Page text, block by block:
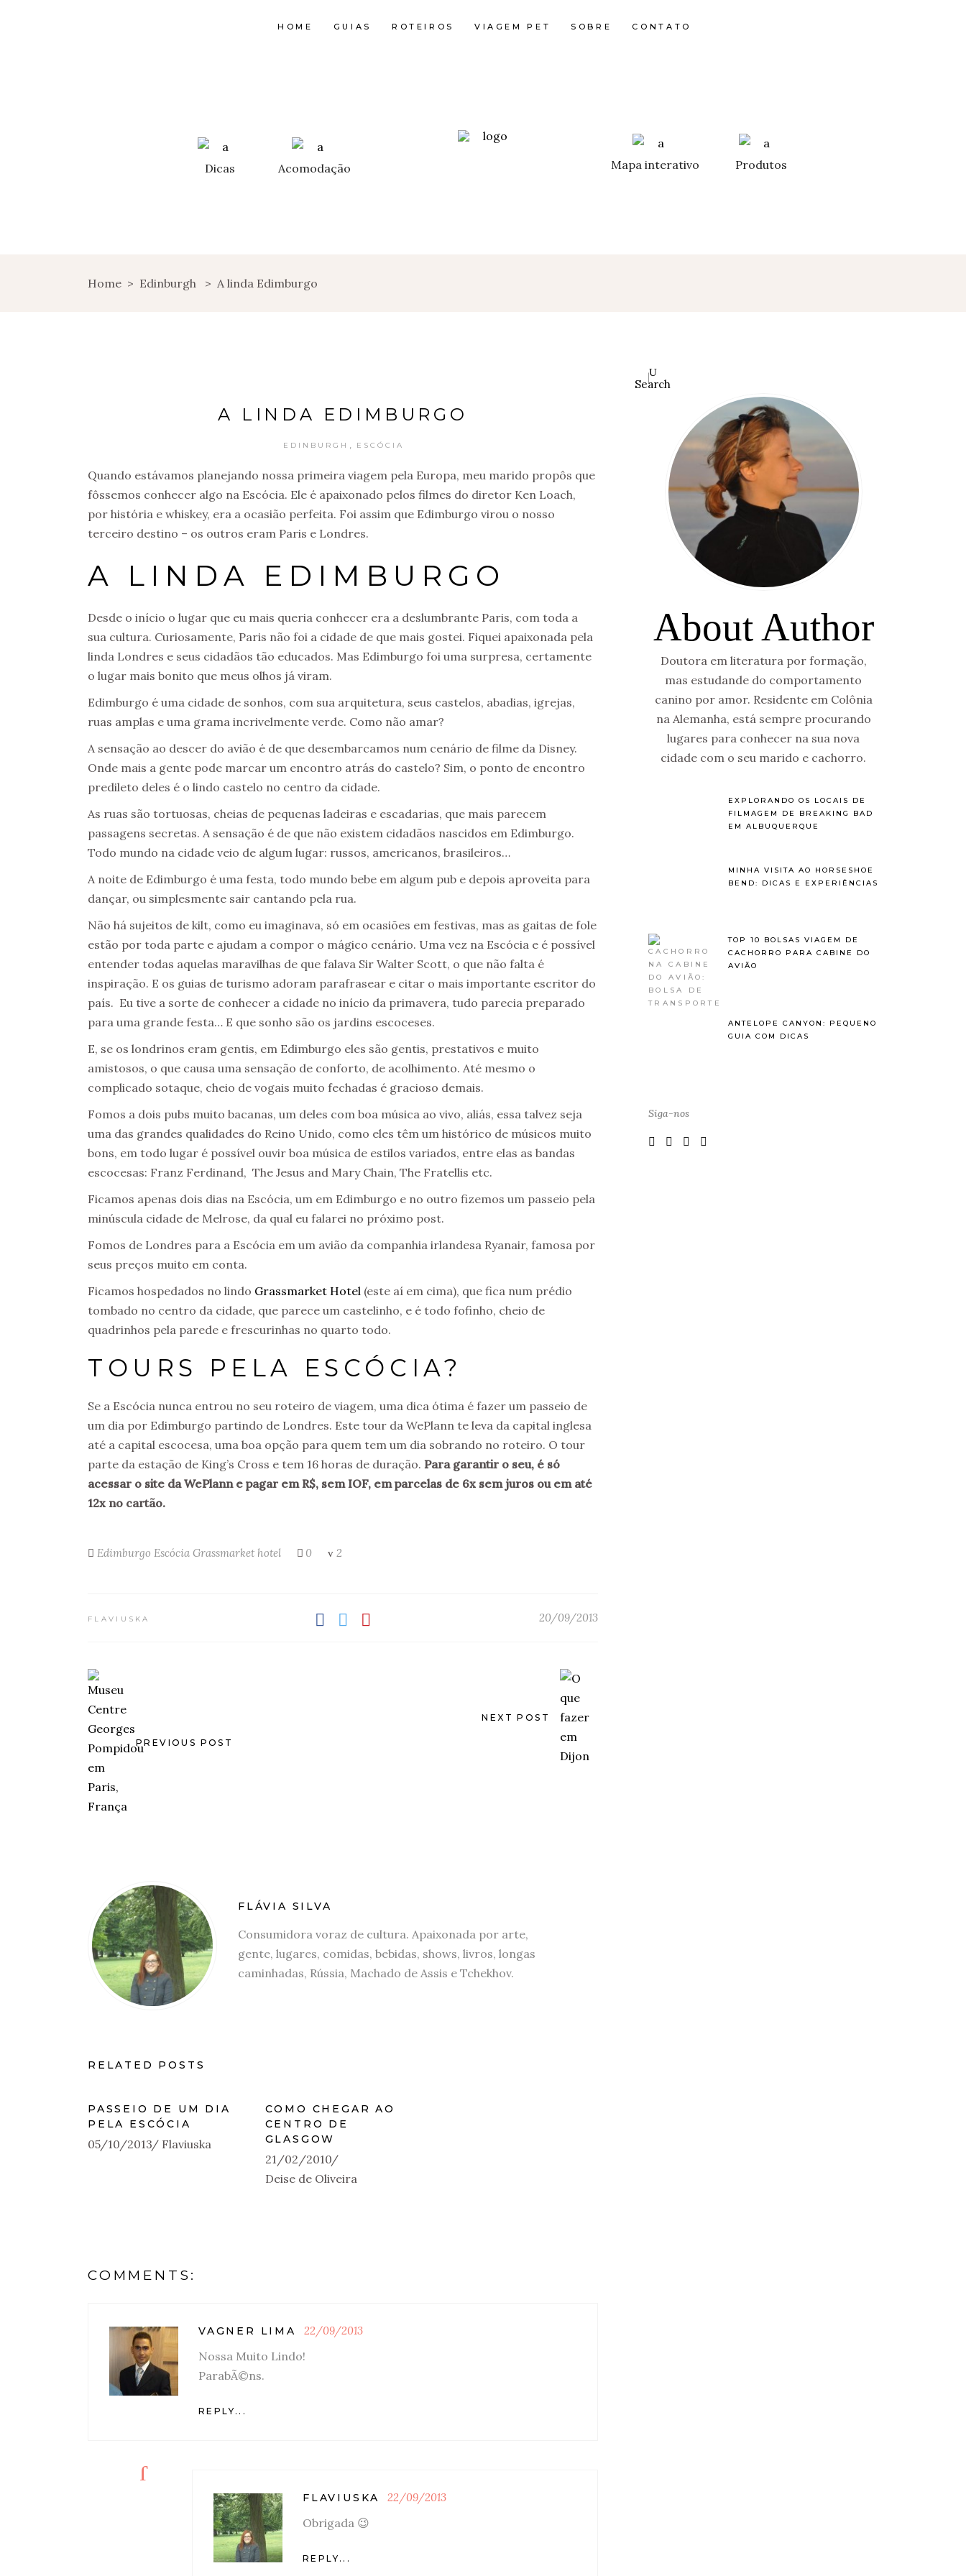
HOME GUIAS ROTEIROS VIAGEM PET SOBRE CONTATO
Dicas Acomodação Mapa interativo Produtos
Home > Edinburgh > A linda Edimburgo
A LINDA EDIMBURGO
EDINBURGH ESCÓCIA
Quando estávamos planejando nossa primeira viagem pela Europa, meu marido propôs que
fôssemos conhecer algo na Escócia. Ele é apaixonado pelos filmes do diretor Ken Loach,
por história e whiskey, era a ocasião perfeita. Foi assim que Edimburgo virou o nosso
terceiro destino – os outros eram Paris e Londres.
A LINDA EDIMBURGO
Desde o início o lugar que eu mais queria conhecer era a deslumbrante Paris, com toda a
sua cultura. Curiosamente, Paris não foi a cidade de que mais gostei. Fiquei apaixonada pela
linda Londres e seus cidadãos tão educados. Mas Edimburgo foi uma surpresa, certamente
o lugar mais bonito que meus olhos já viram.
Edimburgo é uma cidade de sonhos, com sua arquitetura, seus castelos, abadias, igrejas,
ruas amplas e uma grama incrivelmente verde. Como não amar?
A sensação ao descer do avião é de que desembarcamos num cenário de filme da Disney.
Onde mais a gente pode marcar um encontro atrás do castelo? Sim, o ponto de encontro
predileto deles é o lindo castelo no centro da cidade.
As ruas são tortuosas, cheias de pequenas ladeiras e escadarias, que mais parecem
passagens secretas. A sensação é de que não existem cidadãos nascidos em Edimburgo.
Todo mundo na cidade veio de algum lugar: russos, americanos, brasileiros…
A noite de Edimburgo é uma festa, todo mundo bebe em algum pub e depois aproveita para
dançar, ou simplesmente sair cantando pela rua.
Não há sujeitos de kilt, como eu imaginava, só em ocasiões em festivas, mas as gaitas de fole
estão por toda parte e ajudam a compor o mágico cenário. Uma vez na Escócia e é possível
entender todas aquelas maravilhas de que falava Sir Walter Scott, o que não falta é
inspiração. E os guias de turismo adoram parafrasear e citar o mais importante escritor do
país. Eu tive a sorte de conhecer a cidade no início da primavera, tudo parecia preparado
para uma grande festa… E que sonho são os jardins escoceses.
E, se os londrinos eram gentis, em Edimburgo eles são gentis, prestativos e muito
amistosos, o que causa uma sensação de conforto, de acolhimento. Até mesmo o
complicado sotaque, cheio de vogais muito fechadas é gracioso demais.
Fomos a dois pubs muito bacanas, um deles com boa música ao vivo, aliás, essa talvez seja
uma das grandes qualidades do Reino Unido, como eles têm um histórico de músicos muito
bons, em todo lugar é possível ouvir boa música de estilos variados, entre elas as bandas
escocesas: Franz Ferdinand, The Jesus and Mary Chain, The Fratellis etc.
Ficamos apenas dois dias na Escócia, um em Edimburgo e no outro fizemos um passeio pela
minúscula cidade de Melrose, da qual eu falarei no próximo post.
Fomos de Londres para a Escócia em um avião da companhia irlandesa Ryanair, famosa por
seus preços muito em conta.
Ficamos hospedados no lindo Grassmarket Hotel (este aí em cima), que fica num prédio
tombado no centro da cidade, que parece um castelinho, e é todo fofinho, cheio de
quadrinhos pela parede e frescurinhas no quarto todo.
TOURS PELA ESCÓCIA?
Se a Escócia nunca entrou no seu roteiro de viagem, uma dica ótima é fazer um passeio de
um dia por Edimburgo partindo de Londres. Este tour da WePlann te leva da capital inglesa
até a capital escocesa, uma boa opção para quem tem um dia sobrando no roteiro. O tour
parte da estação de King’s Cross e tem 16 horas de duração. Para garantir o seu, é só
acessar o site da WePlann e pagar em R$, sem IOF, em parcelas de 6x sem juros ou em até
12x no cartão.
Edimburgo Escócia Grassmarket hotel 0 2
FLAVIUSKA 20/09/2013
PREVIOUS POST
NEXT POST
FLÁVIA SILVA
Consumidora voraz de cultura. Apaixonada por arte,
gente, lugares, comidas, bebidas, shows, livros, longas
caminhadas, Rússia, Machado de Assis e Tchekhov.
RELATED POSTS
PASSEIO DE UM DIA
PELA ESCÓCIA
05/10/2013 Flaviuska
COMO CHEGAR AO
CENTRO DE
GLASGOW
21/02/2010
Deise de Oliveira
COMMENTS:
VAGNER LIMA 22/09/2013
Nossa Muito Lindo!
ParabÃ©ns.
REPLY...
FLAVIUSKA 22/09/2013
Obrigada 😉
REPLY...
Search
About Author
Doutora em literatura por formação,
mas estudande do comportamento
canino por amor. Residente em Colônia
na Alemanha, está sempre procurando
lugares para conhecer na sua nova
cidade com o seu marido e cachorro.
EXPLORANDO OS LOCAIS DE
FILMAGEM DE BREAKING BAD
EM ALBUQUERQUE
MINHA VISITA AO HORSESHOE
BEND: DICAS E EXPERIÊNCIAS
TOP 10 BOLSAS VIAGEM DE
CACHORRO PARA CABINE DO
AVIÃO
ANTELOPE CANYON: PEQUENO
GUIA COM DICAS
Siga-nos